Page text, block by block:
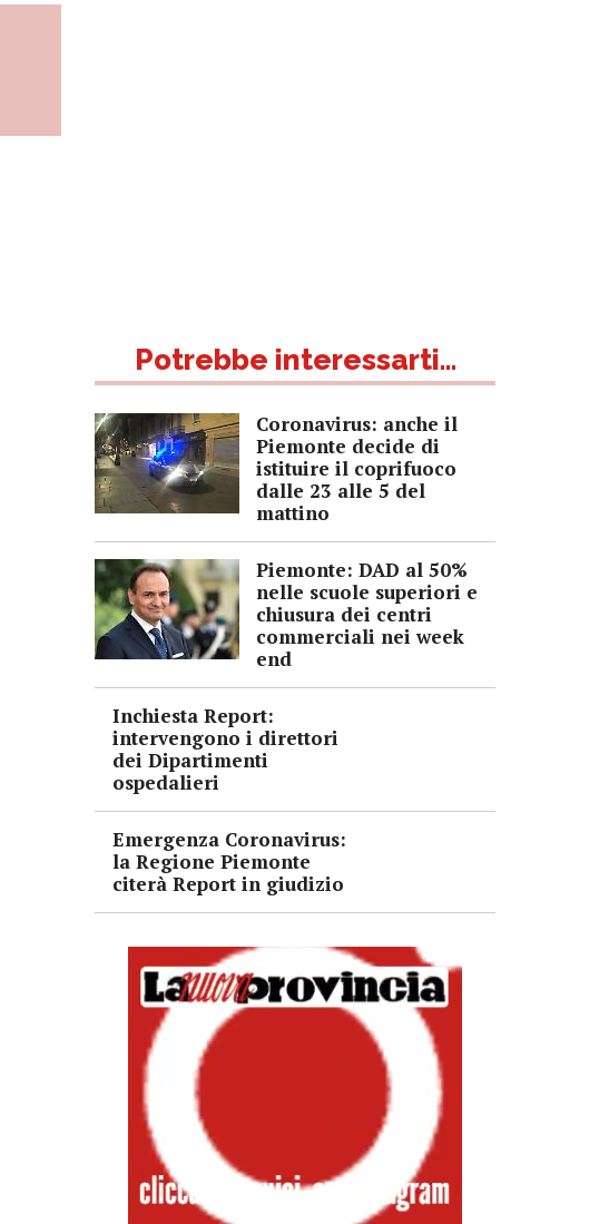
Potrebbe interessarti...
Coronavirus: anche il
Piemonte decide di
istituire il coprifuoco
dalle 23 alle 5 del
mattino
Piemonte: DAD al 50%
nelle scuole superiori e
chiusura dei centri
commerciali nei week
end
Inchiesta Report:
intervengono i direttori
dei Dipartimenti
ospedalieri
Emergenza Coronavirus:
la Regione Piemonte
citerà Report in giudizio